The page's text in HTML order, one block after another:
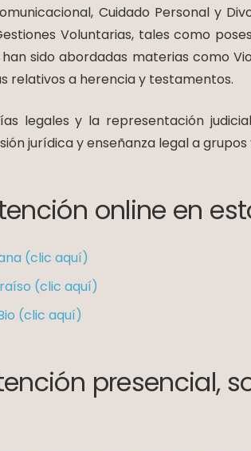
Cuidado Personal y
Voluntarias, tales como
sido abordadas materias como
relativos a herencia y testamentos.
legales y la representación
jurídica y enseñanza legal a
online en
(clic aquí)
(clic aquí)
(clic aquí)
presencial,